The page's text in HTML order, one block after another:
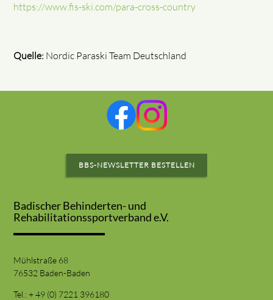
https://www.fis-ski.com/para-cross-country
Quelle: Nordic Paraski Team Deutschland
BBS-NEWSLETTER BESTELLEN
Badischer Behinderten- und
Rehabilitationssportverband e.V.
Mühlstraße 68
76532 Baden-Baden
Tel.: + 49 (0) 7221 396180